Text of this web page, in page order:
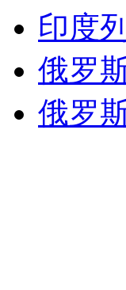
山西运城恶犬
女孩北京地铁
印度
俄罗
俄罗